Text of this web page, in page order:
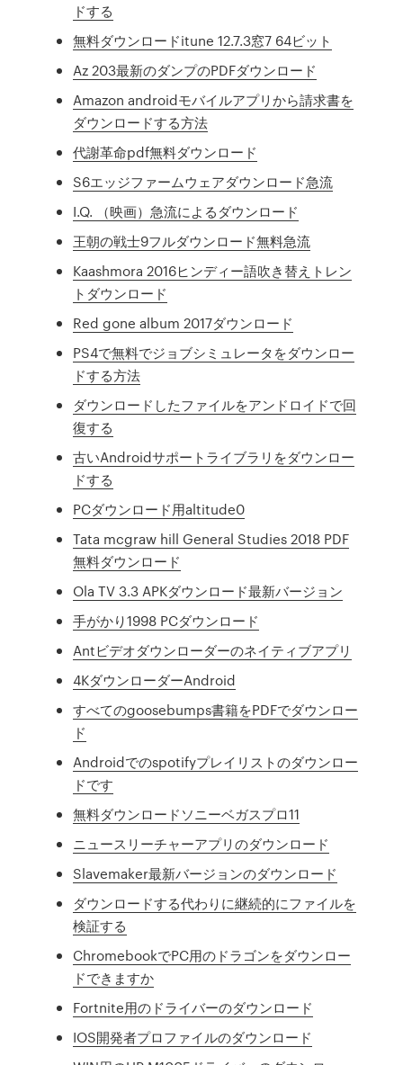
ドする
無料ダウンロードitune 12.7.3窓7 64ビット
Az 203最新のダンプのPDFダウンロード
Amazon androidモバイルアプリから請求書を
ダウンロードする方法
代謝革命pdf無料ダウンロード
S6エッジファームウェアダウンロード急流
I.Q. （映画）急流によるダウンロード
王朝の戦士9フルダウンロード無料急流
Kaashmora 2016ヒンディー語吹き替えトレン
トダウンロード
Red gone album 2017ダウンロード
PS4で無料でジョブシミュレータをダウンロー
ドする方法
ダウンロードしたファイルをアンドロイドで回
復する
古いAndroidサポートライブラリをダウンロー
ドする
PCダウンロード用altitude0
Tata mcgraw hill General Studies 2018 PDF
無料ダウンロード
Ola TV 3.3 APKダウンロード最新バージョン
手がかり1998 PCダウンロード
Antビデオダウンローダーのネイティブアプリ
4KダウンローダーAndroid
すべてのgoosebumps書籍をPDFでダウンロー
ド
Androidでのspotifyプレイリストのダウンロー
ドです
無料ダウンロードソニーベガスプロ11
ニュースリーチャーアプリのダウンロード
Slavemaker最新バージョンのダウンロード
ダウンロードする代わりに継続的にファイルを
検証する
ChromebookでPC用のドラゴンをダウンロー
ドできますか
Fortnite用のドライバーのダウンロード
IOS開発者プロファイルのダウンロード